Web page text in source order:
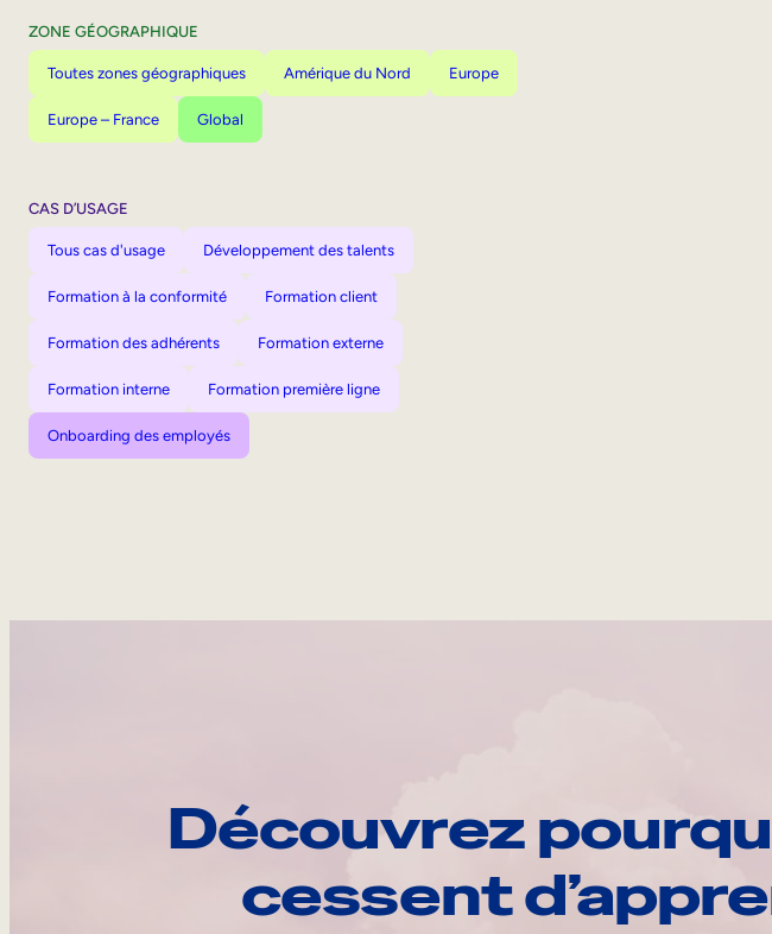
ZONE GÉOGRAPHIQUE
Toutes zones géographiques Amérique du Nord Europe
Europe – France Global
CAS D’USAGE
Tous cas d'usage Développement des talents
Formation à la conformité Formation client
Formation des adhérents Formation externe
Formation interne Formation première ligne
Onboarding des employés
Découvrez
cessent